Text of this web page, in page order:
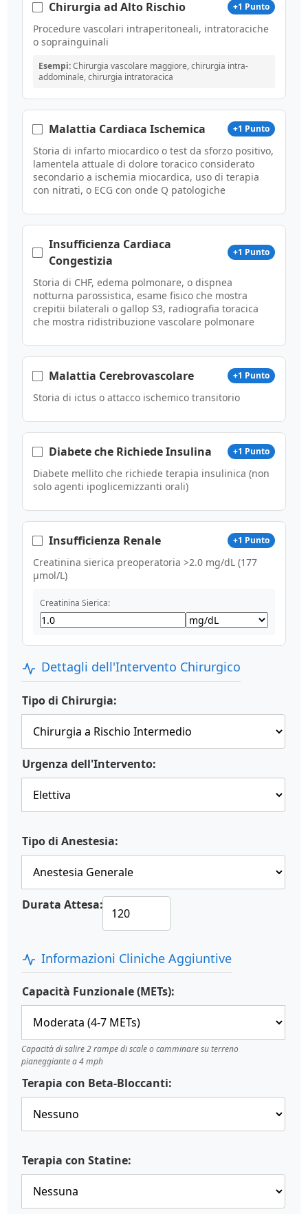
Chirurgia ad Alto Rischio +1 Punto
Procedure vascolari intraperitoneali, intratoraciche
o soprainguinali
Esempi:Chirurgia vascolare maggiore, chirurgia intra-
addominale, chirurgia intratoracica
Malattia Cardiaca Ischemica +1 Punto
Storia di infarto miocardico o test da sforzo positivo,
lamentela attuale di dolore toracico considerato
secondario a ischemia miocardica, uso di terapia
con nitrati, o ECG con onde Q patologiche
Insufficienza Cardiaca
Congestizia
+1 Punto
Storia di CHF, edema polmonare, o dispnea
notturna parossistica, esame fisico che mostra
crepitii bilaterali o gallop S3, radiografia toracica
che mostra ridistribuzione vascolare polmonare
Malattia Cerebrovascolare +1 Punto
Storia di ictus o attacco ischemico transitorio
Diabete che Richiede Insulina +1 Punto
Diabete mellito che richiede terapia insulinica (non
solo agenti ipoglicemizzanti orali)
Insufficienza Renale +1 Punto
Creatinina sierica preoperatoria >2.0 mg/dL (177
μmol/L)
Creatinina Sierica:
Dettagli dell'Intervento Chirurgico
Tipo di Chirurgia:
Urgenza dell'Intervento:
Tipo di Anestesia:
Durata Attesa:
Informazioni Cliniche Aggiuntive
Capacità Funzionale (METs):
Capacità di salire 2 rampe di scale o camminare su terreno
pianeggiante a 4 mph
Terapia con Beta-Bloccanti:
Terapia con Statine: